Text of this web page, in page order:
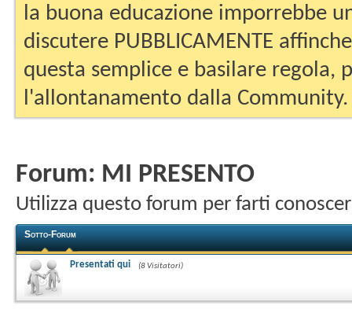
la buona educazione imporrebbe
discutere PUBBLICAMENTE
questa semplice e basilare regola,
l'allontanamento dalla Community.
Forum: MI PRESENTO
Utilizza questo forum per farti
Sotto-Forum
Presentati qui (8 Visitatori)